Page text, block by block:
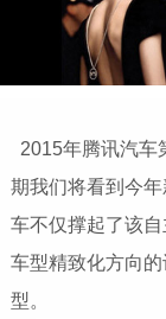
2015年腾讯汽车
期我们将看到今
车不仅撑起了该
车型精致化方向
型。